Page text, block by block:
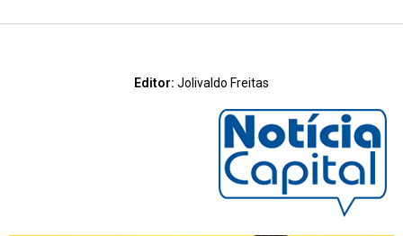
Editor: Jolivaldo Freitas